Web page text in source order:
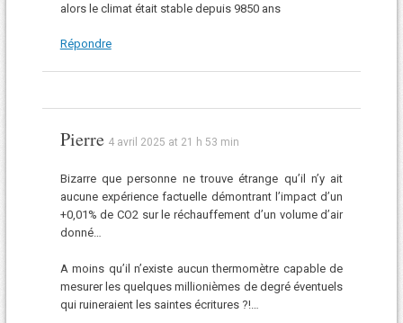
alors le climat était stable depuis 9850 ans
Répondre
Pierre 4 avril 2025 at 21 h 53 min
Bizarre que personne ne trouve étrange qu’il n’y ait
aucune expérience factuelle démontrant l’impact d’un
+0,01% de CO2 sur le réchauffement d’un volume d’air
donné…
A moins qu’il n’existe aucun thermomètre capable de
mesurer les quelques millionièmes de degré éventuels
qui ruineraient les saintes écritures ?!…